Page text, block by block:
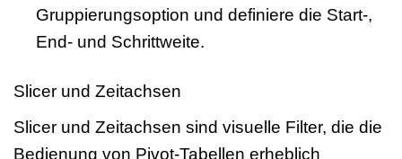
Gruppierungsoption und definiere die Start-,
End- und Schrittweite.
Slicer und Zeitachsen
Slicer und Zeitachsen sind visuelle Filter, die die
Bedienung von Pivot-Tabellen erheblich